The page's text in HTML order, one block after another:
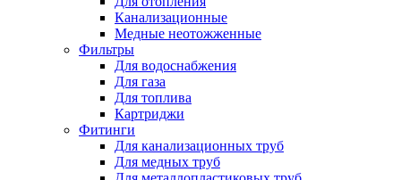
Канализационные
Медные неотожженные
Фильтры
Для водоснабжения
Для газа
Для топлива
Картриджи
Фитинги
Для канализационных труб
Для медных труб